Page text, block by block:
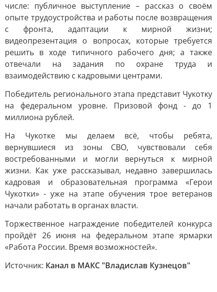
числе: публичное выступление – рассказ о своём
опыте трудоустройства и работы после возвращения
с фронта, адаптации к мирной жизни;
видеопрезентация о вопросах, которые требуется
решить в ходе типичного рабочего дня; а также
отвечали на задания по охране труда и
взаимодействию с кадровыми центрами.
Победитель регионального этапа представит Чукотку
на федеральном уровне. Призовой фонд - до 1
миллиона рублей.
На Чукотке мы делаем всё, чтобы ребята,
вернувшиеся из зоны СВО, чувствовали себя
востребованными и могли вернуться к мирной
жизни. Как уже рассказывал, недавно завершилась
кадровая и образовательная программа «Герои
Чукотки» - уже на этапе обучения трое ветеранов
начали работать в органах власти.
Торжественное награждение победителей конкурса
пройдёт 26 июня на федеральном этапе ярмарки
«Работа России. Время возможностей».
Источник: Канал в МАКС "Владислав Кузнецов"